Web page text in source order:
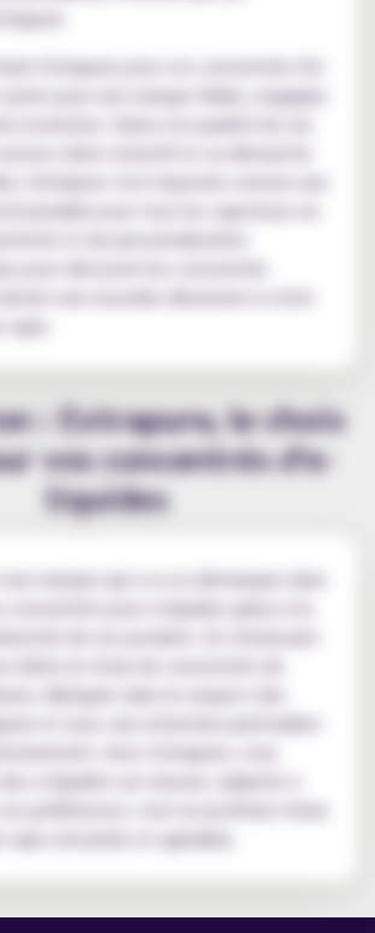
Extrapure pour vos concentrés d'e-
opter pour une marque fiable, engagée
Extrapure s'est imposée comme une
pour tous les vapoteurs en
une nouvelle dimension à votre
: Extrapure, le choix
vos concentrés d'e-
liquides
marque qui a su se démarquer dans
concentrés pour e-liquides grâce à la
de ses produits. En choisissant
faites le choix de concentrés de
fabriqués dans le respect des
et avec une attention particulière
Avec Extrapure, vous
e-liquides sur mesure, adaptés à
préférences, tout en profitant d'une
vape sécurisée et agréable.